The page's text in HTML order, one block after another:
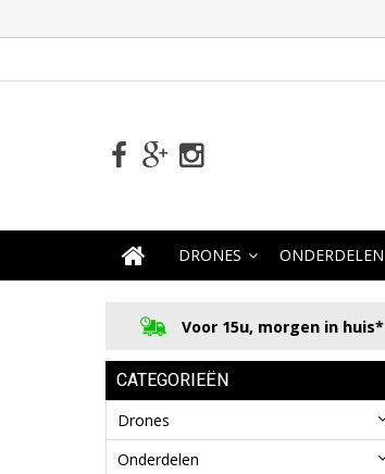
DRONES ONDERDELEN
Voor 15u, morgen in huis*
CATEGORIEËN
Drones
Onderdelen